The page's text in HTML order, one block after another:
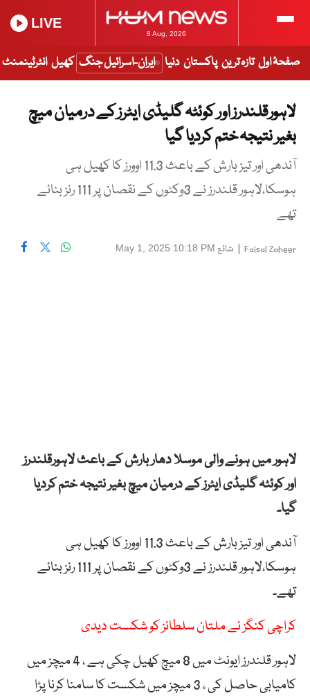
8 Aug, 2026
LIVE
صفحۂ اول تازہ ترین پاکستان دنیا ایران-اسرائیل جنگ کھیل انٹرٹینمنٹ
لاہورقلندرز اور کوئٹہ گلیڈی ایٹرز کے درمیان میچ
بغیر نتیجہ ختم کردیا گیا
آندھی اور تیز بارش کے باعث 11.3 اوورز کا کھیل ہی
ہوسکا،لاہور قلندرز نے 3وکٹوں کے نقصان پر 111 رنز بنائے
تھے
Faisal Zaheer
| شائع May 1, 2025 10:18 PM
لاہور میں ہونے والی موسلا دھار بارش کے باعث لاہورقلندرز
اور کوئٹہ گلیڈی ایٹرز کے درمیان میچ بغیر نتیجہ ختم کردیا
گیا۔
آندھی اور تیز بارش کے باعث 11.3 اوورز کا کھیل ہی
ہوسکا،لاہور قلندرز نے 3وکٹوں کے نقصان پر 111 رنز بنائے
تھے۔
کراچی کنگز نے ملتان سلطانز کو شکست دیدی
لاہور قلندرز ایونٹ میں 8 میچ کھیل چکی ہے ، 4 میچز میں
کامیابی حاصل کی ، 3 میچز میں شکست کا سامنا کرنا پڑا